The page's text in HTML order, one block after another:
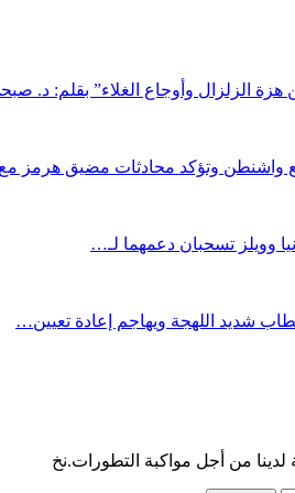
هزة الزلزال وأوجاع الغلاء” بقلم: د.
واشنطن وتؤكد محادثات مضيق هرمز
وويلز تسحبان دعمهما لـ…
شديد اللهجة ويهاجم إعادة تعيين…
لدينا من أجل مواكبة التطورات.نخ